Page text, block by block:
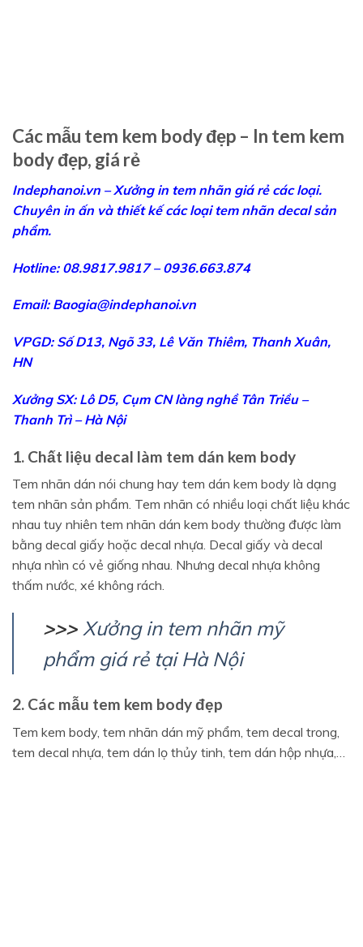
Các mẫu tem kem body đẹp – In tem kem
body đẹp, giá rẻ
Indephanoi.vn – Xưởng in tem nhãn giá rẻ các loại.
Chuyên in ấn và thiết kế các loại tem nhãn decal sản
phẩm.
Hotline: 08.9817.9817 – 0936.663.874
Email: Baogia@indephanoi.vn
VPGD: Số D13, Ngõ 33, Lê Văn Thiêm, Thanh Xuân,
HN
Xưởng SX: Lô D5, Cụm CN làng nghề Tân Triều –
Thanh Trì – Hà Nội
1. Chất liệu decal làm tem dán kem body
Tem nhãn dán nói chung hay tem dán kem body là dạng
tem nhãn sản phẩm. Tem nhãn có nhiều loại chất liệu khác
nhau tuy nhiên tem nhãn dán kem body thường được làm
bằng decal giấy hoặc decal nhựa. Decal giấy và decal
nhựa nhìn có vẻ giống nhau. Nhưng decal nhựa không
thấm nước, xé không rách.
>>> Xưởng in tem nhãn mỹ
phẩm giá rẻ tại Hà Nội
2. Các mẫu tem kem body đẹp
Tem kem body, tem nhãn dán mỹ phẩm, tem decal trong,
tem decal nhựa, tem dán lọ thủy tinh, tem dán hộp nhựa,…